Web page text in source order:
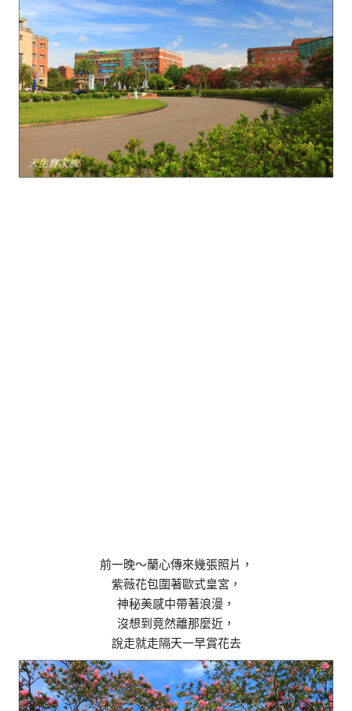
前一晚～蘭心傳來幾張照片，
紫薇花包圍著歐式皇宮，
神秘美感中帶著浪漫，
沒想到竟然離那麼近，
說走就走隔天一早賞花去